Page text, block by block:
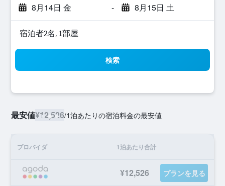
8月14日 金 - 8月15日 土
宿泊者2名, 1​部屋
検索
最安値¥12,526/1泊あたりの宿泊料金の最安値
プロバイダ 1泊あたり合計
¥12,526 プランを見る